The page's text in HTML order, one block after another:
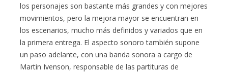
los personajes son bastante más grandes y con mejores
movimientos, pero la mejora mayor se encuentran en
los escenarios, mucho más definidos y variados que en
la primera entrega. El aspecto sonoro también supone
un paso adelante, con una banda sonora a cargo de
Martin Ivenson, responsable de las partituras de